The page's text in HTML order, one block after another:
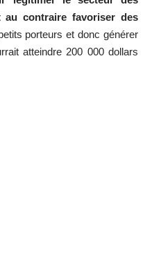
au contraire favoriser des
porteurs et donc générer
atteindre 200 000 dollars